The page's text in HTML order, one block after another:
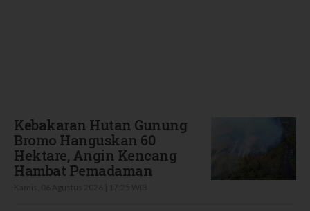
Kebakaran Hutan Gunung
Bromo Hanguskan 60
Hektare, Angin Kencang
Hambat Pemadaman